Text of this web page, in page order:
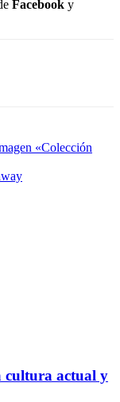
Facebook y
«Colección
cultura actual y